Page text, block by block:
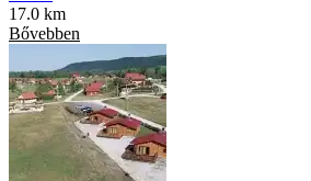
17.0 km
Bővebben